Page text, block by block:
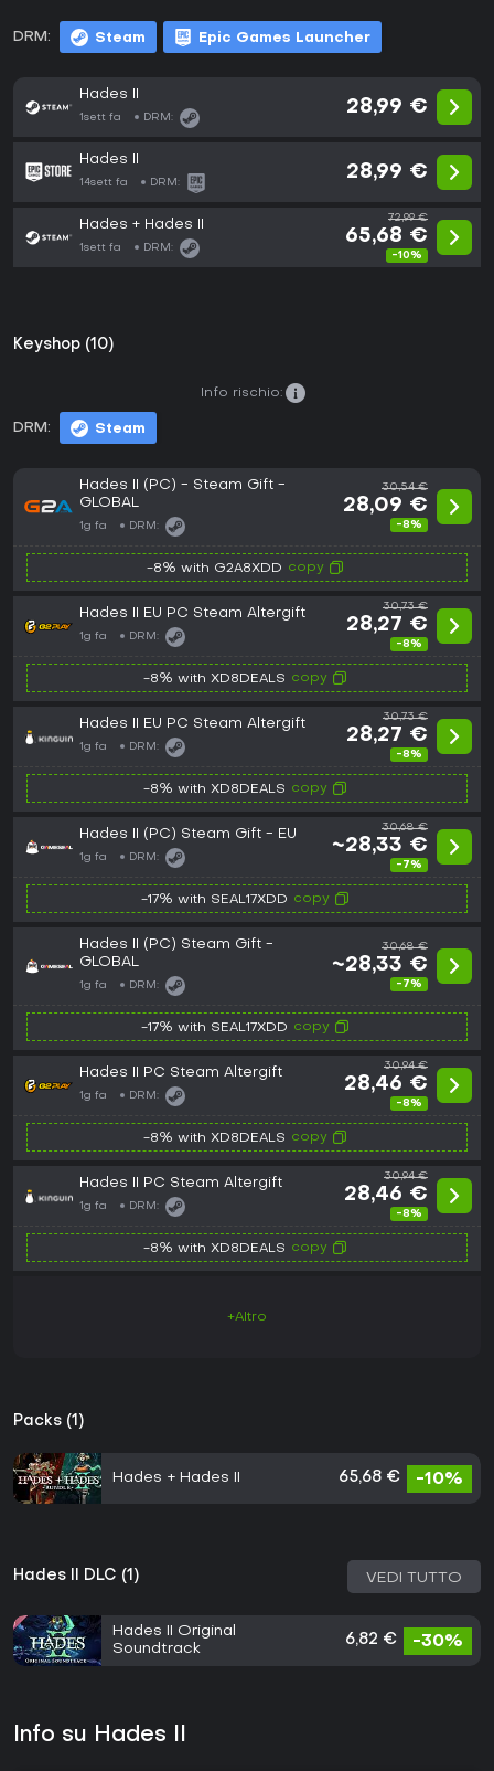
DRM: Steam Epic Games Launcher
Hades II
1sett fa DRM:
28,99 €
Hades II
14sett fa DRM:
28,99 €
Hades + Hades II
1sett fa DRM:
72,99 €
65,68 €
-10%
Keyshop (10)
DRM: Steam
Info rischio:
Hades II (PC) - Steam Gift -
GLOBAL
1g fa DRM:
30,54 €
28,09 €
-8%
-8% with G2A8XDD copy
Hades II EU PC Steam Altergift
1g fa DRM:
30,73 €
28,27 €
-8%
-8% with XD8DEALS copy
Hades II EU PC Steam Altergift
1g fa DRM:
30,73 €
28,27 €
-8%
-8% with XD8DEALS copy
Hades II (PC) Steam Gift - EU
1g fa DRM:
30,68 €
~28,33 €
-7%
-17% with SEAL17XDD copy
Hades II (PC) Steam Gift -
GLOBAL
1g fa DRM:
30,68 €
~28,33 €
-7%
-17% with SEAL17XDD copy
Hades II PC Steam Altergift
1g fa DRM:
30,94 €
28,46 €
-8%
-8% with XD8DEALS copy
Hades II PC Steam Altergift
1g fa DRM:
30,94 €
28,46 €
-8%
-8% with XD8DEALS copy
+Altro
Packs (1)
Hades + Hades II 65,68 € -10%
Hades II DLC (1) VEDI TUTTO
Hades II Original
Soundtrack
6,82 € -30%
Info su Hades II